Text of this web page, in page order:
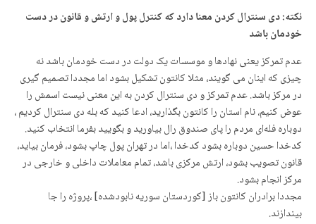
نکته: دی سنترال کردن معنا دارد که کنترل پول و ارتش و قانون در دست
خودمان باشد
عدم تمرکز یعنی نهادها و موسسات یک دولت در دست خودمان باشد نه
چیزی که اینان می گویند، مثلا کانتون تشکیل بشود اما مجددا تصمیم گیری
در مرکز باشد. عدم تمرکز و دی سنترال کردن به این معنی نیست اسمش را
عوض کنیم، نام استان را کانتون بگذارید، ادعا کنید که بله دی سنترال کردیم ،
دوباره فلەای مردم را پای صندوق رال بیاورید و بگویید بفرما انتخاب کنید.
کدخدا حسین دوباره بشود کدخدا ،اما در تهران پول چاپ بشود، فرمان بیاید،
قانون تصویب بشود، ارتش مرکزی باشد، تمام معاملات داخلی و خارجی در
مرکز انجام بشود.
مجددا برادران کانتون باز [کوردستان سوریه نابودشده] ،پروژه را جا
بیندازند.